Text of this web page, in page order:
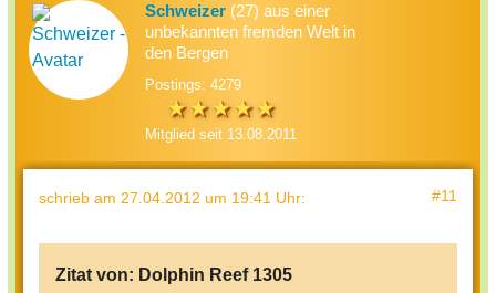
Schweizer (27) aus einer
unbekannten fremden Welt in
den Bergen
Postings: 4279
Mitglied seit 13.08.2011
schrieb am 27.04.2012 um 19:41 Uhr: #11
Zitat von: Dolphin Reef 1305